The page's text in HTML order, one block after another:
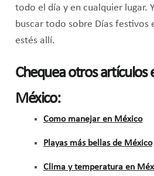
todo el día y en cualquier lugar.
buscar todo sobre Días festivos
estés allí.
Chequea otros artículos
México:
Como manejar en México
Playas más bellas de México
Clima y temperatura en